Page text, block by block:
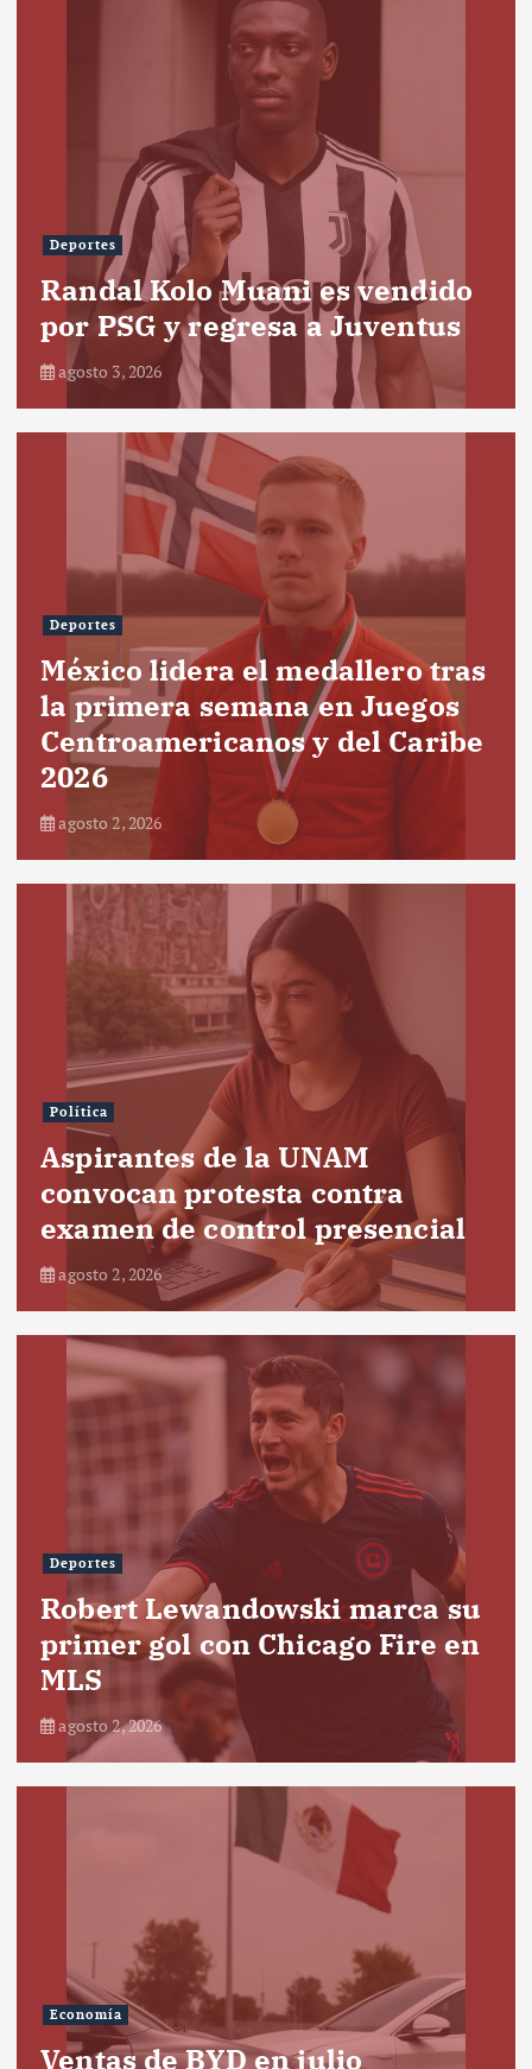
Deportes
Randal Kolo Muani es vendido
por PSG y regresa a Juventus
agosto 3, 2026
Deportes
México lidera el medallero tras
la primera semana en Juegos
Centroamericanos y del Caribe
2026
agosto 2, 2026
Política
Aspirantes de la UNAM
convocan protesta contra
examen de control presencial
agosto 2, 2026
Deportes
Robert Lewandowski marca su
primer gol con Chicago Fire en
MLS
agosto 2, 2026
Economía
Ventas de BYD en julio